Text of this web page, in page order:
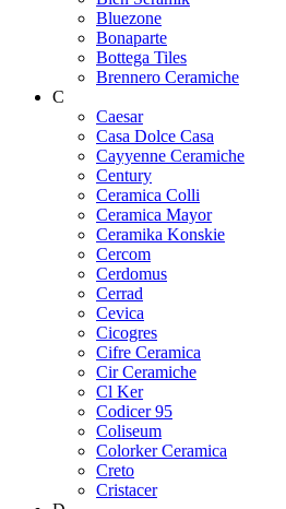
Bluezone
Bonaparte
Bottega Tiles
Brennero Ceramiche
C
Caesar
Casa Dolce Casa
Cayyenne Ceramiche
Century
Ceramica Colli
Ceramica Mayor
Ceramika Konskie
Cercom
Cerdomus
Cerrad
Cevica
Cicogres
Cifre Ceramica
Cir Ceramiche
Cl Ker
Codicer 95
Coliseum
Colorker Ceramica
Creto
Cristacer